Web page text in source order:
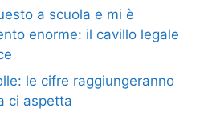
a scuola e mi è
enorme: il cavillo legale
le cifre raggiungeranno
ci aspetta